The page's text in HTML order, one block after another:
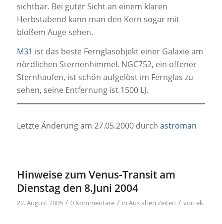
sichtbar. Bei guter Sicht an einem klaren
Herbstabend kann man den Kern sogar mit
bloßem Auge sehen.
M31 ist das beste Fernglasobjekt einer Galaxie am
nördlichen Sternenhimmel. NGC752, ein offener
Sternhaufen, ist schön aufgelöst im Fernglas zu
sehen, seine Entfernung ist 1500 LJ.
Letzte Änderung am 27.05.2000 durch astroman
Hinweise zum Venus-Transit am
Dienstag den 8.Juni 2004
22. August 2005 / 0 Kommentare / in Aus alten Zeiten / von ek